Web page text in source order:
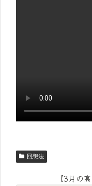
回想法
【3月の